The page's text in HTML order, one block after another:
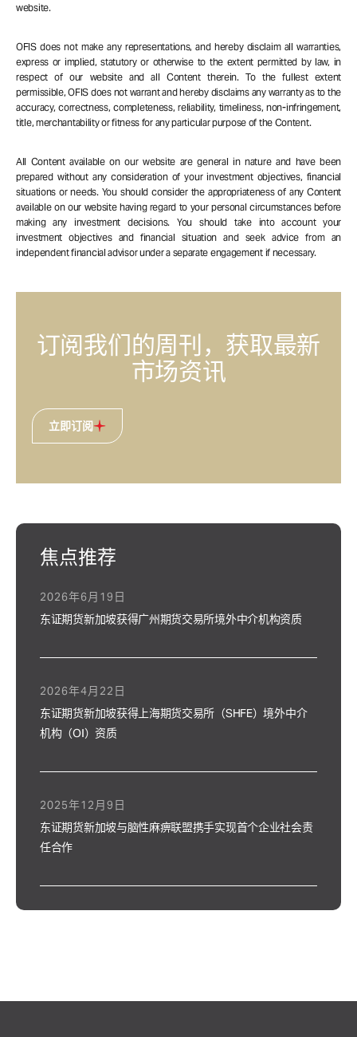
website.
OFIS does not make any representations, and hereby disclaim all warranties,
express or implied, statutory or otherwise to the extent permitted by law, in
respect of our website and all Content therein. To the fullest extent
permissible, OFIS does not warrant and hereby disclaims any warranty as to the
accuracy, correctness, completeness, reliability, timeliness, non-infringement,
title, merchantability or fitness for any particular purpose of the Content.
All Content available on our website are general in nature and have been
prepared without any consideration of your investment objectives, financial
situations or needs. You should consider the appropriateness of any Content
available on our website having regard to your personal circumstances before
making any investment decisions. You should take into account your
investment objectives and financial situation and seek advice from an
independent financial advisor under a separate engagement if necessary.
订阅我们的周刊，获取最新
市场资讯
立即订阅
焦点推荐
东证期货新加坡获得广州期货交易所境外中介机构资质
2026年6月19日
东证期货新加坡获得上海期货交易所（SHFE）境外中介
机构（OI）资质
2026年4月22日
东证期货新加坡与脑性麻痹联盟携手实现首个企业社会责
任合作
2025年12月9日